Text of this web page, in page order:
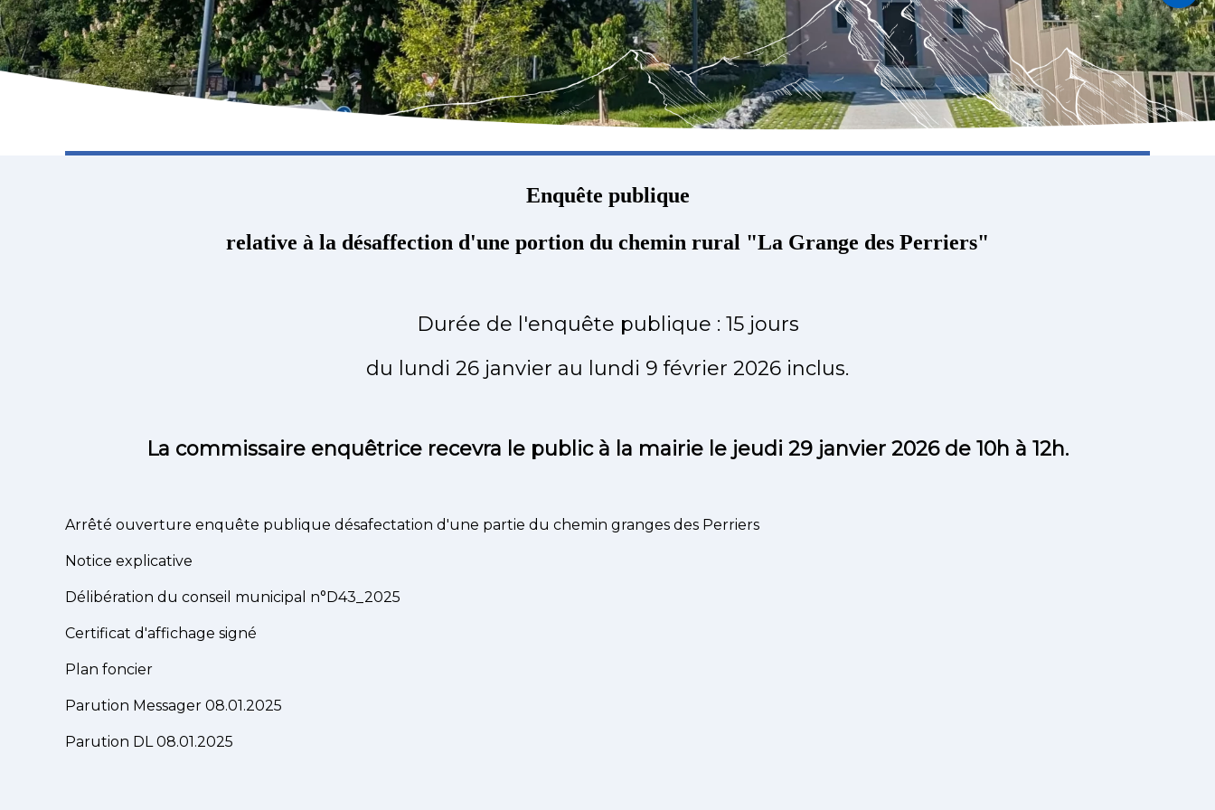
Enquête publique
relative à la désaffection d'une portion du chemin rural "La Grange des Perriers"
Durée de l'enquête publique : 15 jours
du lundi 26 janvier au lundi 9 février 2026 inclus.
La commissaire enquêtrice recevra le public à la mairie le jeudi 29 janvier 2026 de 10h à 12h.
Arrêté ouverture enquête publique désafectation d'une partie du chemin granges des Perriers
Notice explicative
Délibération du conseil municipal n°D43_2025
Certificat d'affichage signé
Plan foncier
Parution Messager 08.01.2025
Parution DL 08.01.2025